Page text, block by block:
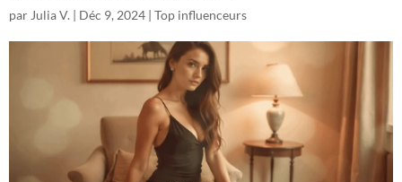
par Julia V. | Déc 9, 2024 | Top influenceurs